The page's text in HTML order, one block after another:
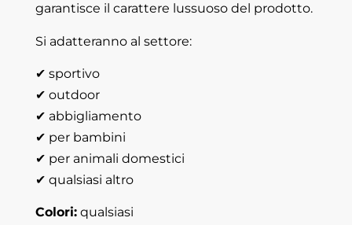
garantisce il carattere lussuoso del prodotto.
Si adatteranno al settore:
✔ sportivo
✔ outdoor
✔ abbigliamento
✔ per bambini
✔ per animali domestici
✔ qualsiasi altro
Colori:qualsiasi